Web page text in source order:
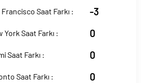
Saat Farkı : -3
York Saat Farkı : 0
Saat Farkı : 0
Saat Farkı : 0